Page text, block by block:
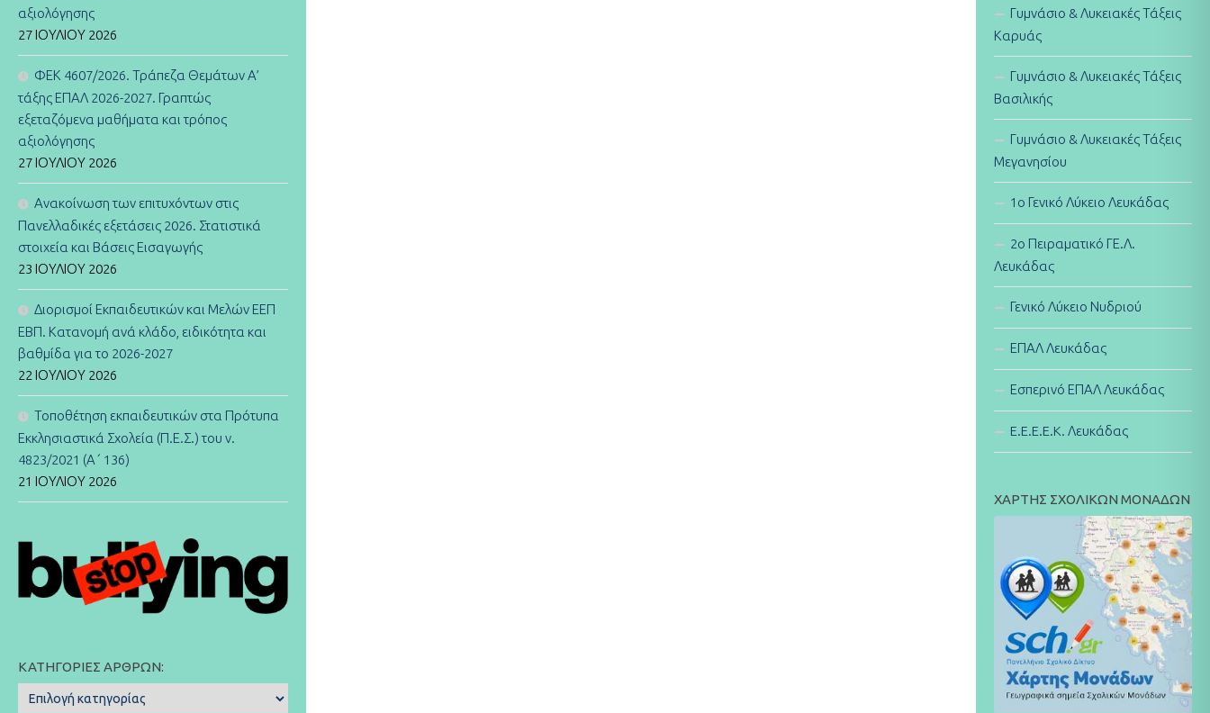
αξιολόγησης
27 ΙΟΥΛΊΟΥ 2026
ΦΕΚ 4607/2026. Τράπεζα Θεμάτων Α’
τάξης ΕΠΑΛ 2026-2027. Γραπτώς
εξεταζόμενα μαθήματα και τρόπος
αξιολόγησης
27 ΙΟΥΛΊΟΥ 2026
Ανακοίνωση των επιτυχόντων στις
Πανελλαδικές εξετάσεις 2026. Στατιστικά
στοιχεία και Βάσεις Εισαγωγής
23 ΙΟΥΛΊΟΥ 2026
Διορισμοί Εκπαιδευτικών και Μελών ΕΕΠ
ΕΒΠ. Κατανομή ανά κλάδο, ειδικότητα και
βαθμίδα για το 2026-2027
22 ΙΟΥΛΊΟΥ 2026
Τοποθέτηση εκπαιδευτικών στα Πρότυπα
Εκκλησιαστικά Σχολεία (Π.Ε.Σ.) του ν.
4823/2021 (Α΄ 136)
21 ΙΟΥΛΊΟΥ 2026
ΚΑΤΗΓΟΡΊΕΣ ΆΡΘΡΩΝ:
Κατηγορίες
Γυμνάσιο & Λυκειακές Τάξεις
Καρυάς
Γυμνάσιο & Λυκειακές Τάξεις
Βασιλικής
Γυμνάσιο & Λυκειακές Τάξεις
Μεγανησίου
1ο Γενικό Λύκειο Λευκάδας
2ο Πειραματικό ΓΕ.Λ.
Λευκάδας
Γενικό Λύκειο Νυδριού
ΕΠΑΛ Λευκάδας
Εσπερινό ΕΠΑΛ Λευκάδας
E.E.E.E.K. Λευκάδας
ΧΑΡΤΗΣ ΣΧΟΛΙΚΩΝ ΜΟΝΑΔΩΝ